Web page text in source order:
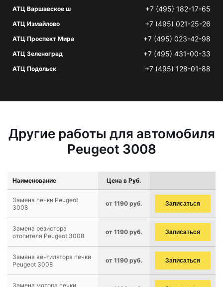
АТЦ Варшавское ш +7 (495) 182-17-65
АТЦ Измайлово +7 (495) 021-25-26
АТЦ Проспект Мира +7 (495) 023-42-98
АТЦ Зеленоград +7 (495) 431-00-33
АТЦ Подольск +7 (495) 128-01-88
Другие работы для автомобиля
Peugeot 3008
Наименование Цена в Руб.
Замена печки Peugeot
3008
от 1190 руб. Записаться
Замена резистора
отопителя Peugeot 3008
от 1190 руб. Записаться
Замена вентилятора печки
Peugeot 3008
от 1190 руб. Записаться
Замена мотора печки